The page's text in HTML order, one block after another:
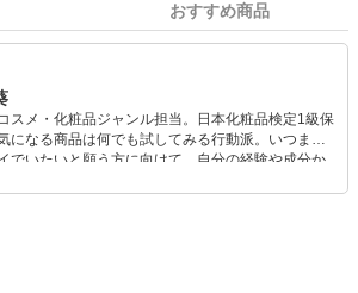
おすすめ商品
スメ・化粧品ジャンル担当。日本化粧品検定1級保
になる商品は何でも試してみる行動派。いつまで
でいたいと願う方に向けて、自分の経験や成分か